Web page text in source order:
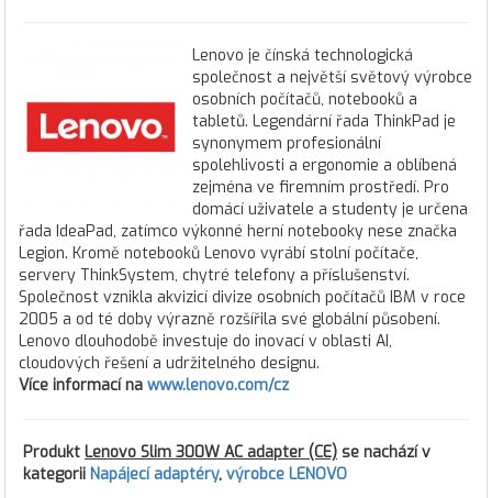
Lenovo je čínská technologická
společnost a největší světový výrobce
osobních počítačů, notebooků a
tabletů. Legendární řada ThinkPad je
synonymem profesionální
spolehlivosti a ergonomie a oblíbená
zejména ve firemním prostředí. Pro
domácí uživatele a studenty je určena
řada IdeaPad, zatímco výkonné herní notebooky nese značka
Legion. Kromě notebooků Lenovo vyrábí stolní počítače,
servery ThinkSystem, chytré telefony a příslušenství.
Společnost vznikla akvizicí divize osobních počítačů IBM v roce
2005 a od té doby výrazně rozšířila své globální působení.
Lenovo dlouhodobě investuje do inovací v oblasti AI,
cloudových řešení a udržitelného designu.
Více informací na www.lenovo.com/cz
Produkt Lenovo Slim 300W AC adapter (CE) se nachází v
kategorii Napájecí adaptéry, výrobce LENOVO